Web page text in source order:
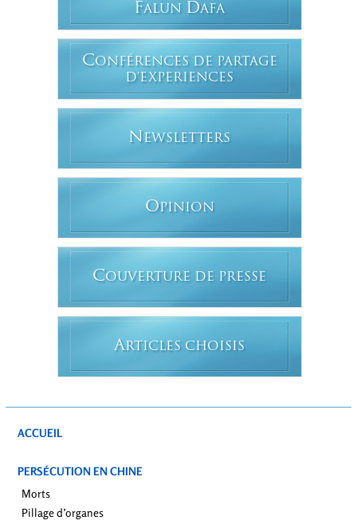
FALUN DAFA
CONFÉRENCES DE PARTAGE
D'EXPERIENCES
N EWSLETTERS
OPINION
COUVERTURE DE PRESSE
ARTICLES CHOISIS
ACCUEIL
PERSÉCUTION EN CHINE
Morts
Pillage d’organes